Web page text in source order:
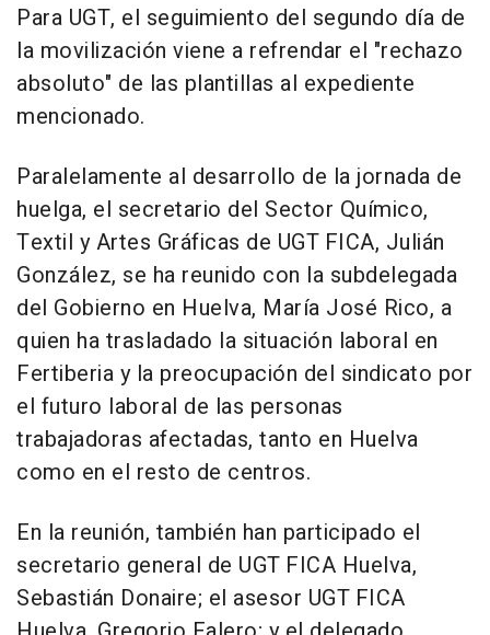
Para UGT, el seguimiento del segundo día de
la movilización viene a refrendar el "rechazo
absoluto" de las plantillas al expediente
mencionado.
Paralelamente al desarrollo de la jornada de
huelga, el secretario del Sector Químico,
Textil y Artes Gráficas de UGT FICA, Julián
González, se ha reunido con la subdelegada
del Gobierno en Huelva, María José Rico, a
quien ha trasladado la situación laboral en
Fertiberia y la preocupación del sindicato por
el futuro laboral de las personas
trabajadoras afectadas, tanto en Huelva
como en el resto de centros.
En la reunión, también han participado el
secretario general de UGT FICA Huelva,
Sebastián Donaire; el asesor UGT FICA